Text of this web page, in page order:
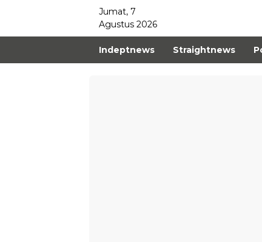
Jumat, 7
Agustus 2026
Indeptnews Straightnews